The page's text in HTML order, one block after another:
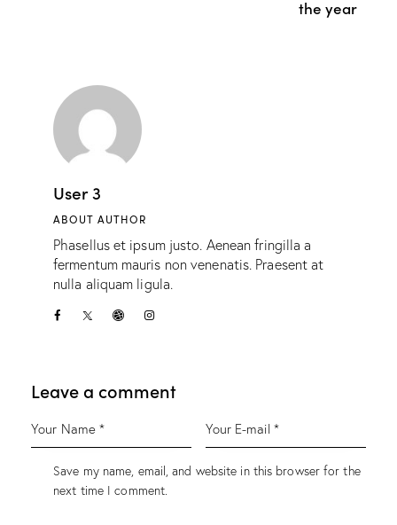
the year
User 3
ABOUT AUTHOR
Phasellus et ipsum justo. Aenean fringilla a
fermentum mauris non venenatis. Praesent at
nulla aliquam ligula.
Leave a comment
Save my name, email, and website in this browser for the
next time I comment.